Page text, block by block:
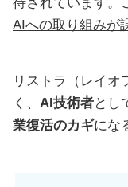
AIへの取り組みが
リストラ（レイオ
く、 AI技術者とし
業復活のカギにな